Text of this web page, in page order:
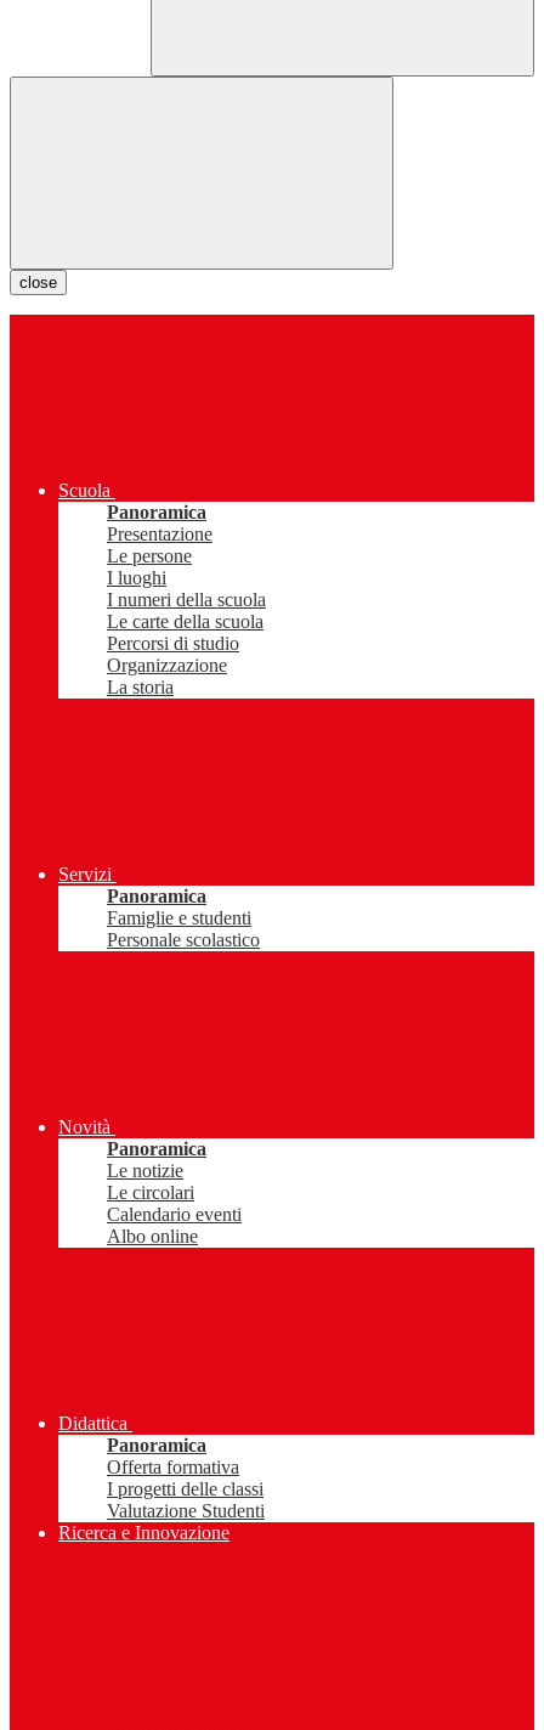
close
Scuola
Panoramica
Presentazione
Le persone
I luoghi
I numeri della scuola
Le carte della scuola
Percorsi di studio
Organizzazione
La storia
Servizi
Panoramica
Famiglie e studenti
Personale scolastico
Novità
Panoramica
Le notizie
Le circolari
Calendario eventi
Albo online
Didattica
Panoramica
Offerta formativa
I progetti delle classi
Valutazione Studenti
Ricerca e Innovazione